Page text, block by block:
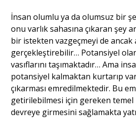
İnsan olumlu ya da olumsuz bir
onu varlık sahasına çıkaran şey
bir istekten vazgeçmeyi de ancak
gerçekleştirebilir… Potansiyel
vasıflarını taşımaktadır… Ama
potansiyel kalmaktan kurtarıp
çıkarması emredilmektedir. Bu
getirilebilmesi için gereken
devreye girmesini sağlamakta